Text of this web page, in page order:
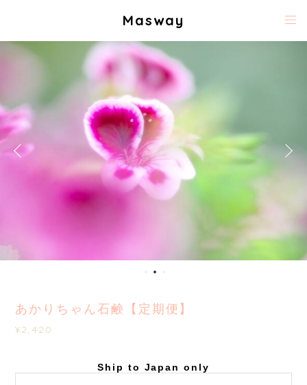
Masway
あかりちゃん石鹸【定期便】
¥2,420
Ship to Japan only